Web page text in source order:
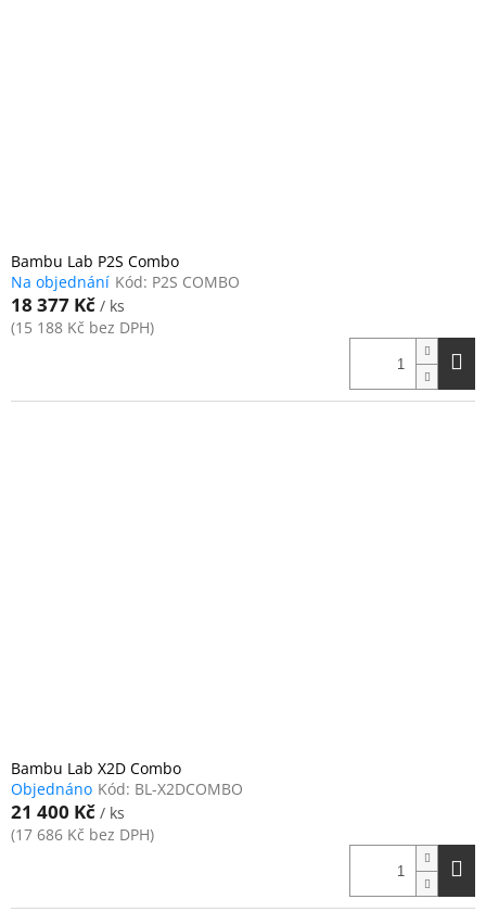
Bambu Lab P2S Combo
Na objednání Kód: P2S COMBO
18 377 Kč / ks
(15 188 Kč bez DPH)
Bambu Lab X2D Combo
Objednáno Kód: BL-X2DCOMBO
21 400 Kč / ks
(17 686 Kč bez DPH)